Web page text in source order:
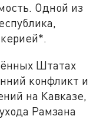
Одной из
Штатах
конфликт и
на Кавказе,
Рамзана